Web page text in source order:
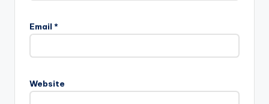
Email *
Website